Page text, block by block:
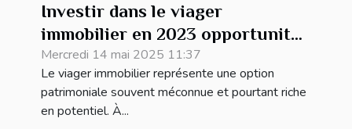
Investir dans le viager
immobilier en 2023 opportunités
et risques
Mercredi 14 mai 2025 11:37
Le viager immobilier représente une option
patrimoniale souvent méconnue et pourtant riche
en potentiel. À...